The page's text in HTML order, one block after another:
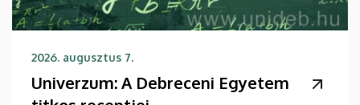
2026. augusztus 7.
Univerzum: A Debreceni Egyetem